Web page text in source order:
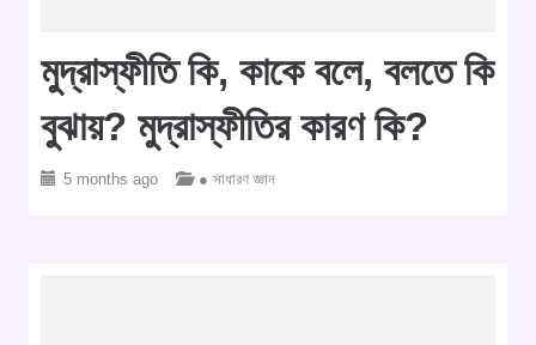
মুদ্রাস্ফীতি কি, কাকে বলে, বলতে কি
বুঝায়? মুদ্রাস্ফীতির কারণ কি?
5 months ago ● সাধারণ জ্ঞান